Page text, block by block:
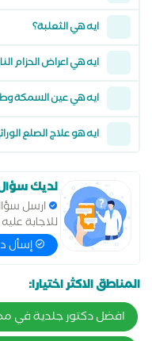
ايه هي الثعلبة؟
ايه هي اعراض الحزام
ايه هي عين السمكة
ايه هو علاج الصلع
لديك
ارسل
للاجابة
إسأل
المناطق الاكثر اختيارا:
افضل دكتور جلدية في